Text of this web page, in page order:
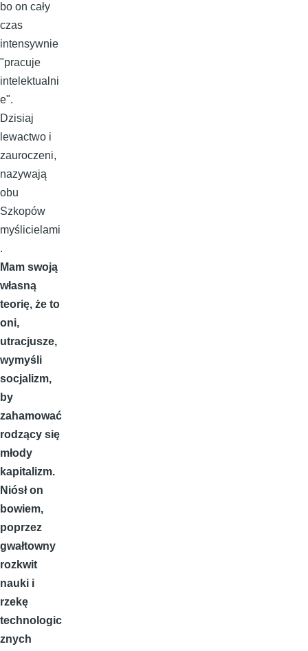
bo on cały
czas
intensywnie
"pracuje
intelektualni
e".
Dzisiaj
lewactwo i
zauroczeni,
nazywają
obu
Szkopów
myślicielami
.
Mam swoją
własną
teorię, że to
oni,
utracjusze,
wymyśli
socjalizm,
by
zahamować
rodzący się
młody
kapitalizm.
Niósł on
bowiem,
poprzez
gwałtowny
rozkwit
nauki i
rzekę
technologic
znych